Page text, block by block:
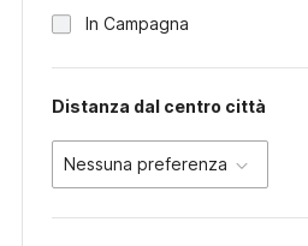
In Campagna
Distanza dal centro città
Nessuna preferenza